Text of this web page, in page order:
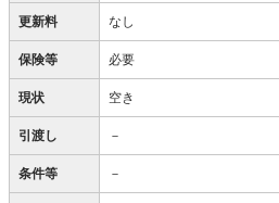
更新料 なし
保険等 必要
現状 空き
引渡し －
条件等 －